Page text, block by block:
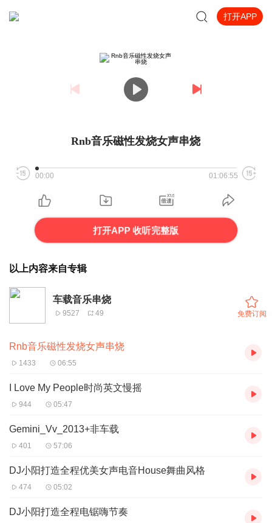
打开APP
Rnb音乐磁性发烧女声串烧
00:00 01:06:55
打开APP 收听完整版
以上内容来自专辑
车载音乐串烧
9527 49 免费订阅
Rnb音乐磁性发烧女声串烧
1433 06:55
I Love My People时尚英文慢摇
944 05:47
Gemini_Vv_2013+非车载
401 57:06
DJ小阳打造全程优美女声电音House舞曲风格
474 05:02
DJ小阳打造全程电锯嗨节奏